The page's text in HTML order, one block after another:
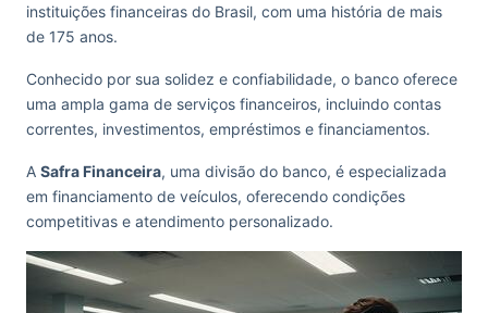
instituições financeiras do Brasil, com uma história de mais
de 175 anos.
Conhecido por sua solidez e confiabilidade, o banco oferece
uma ampla gama de serviços financeiros, incluindo contas
correntes, investimentos, empréstimos e financiamentos.
A Safra Financeira, uma divisão do banco, é especializada
em financiamento de veículos, oferecendo condições
competitivas e atendimento personalizado.